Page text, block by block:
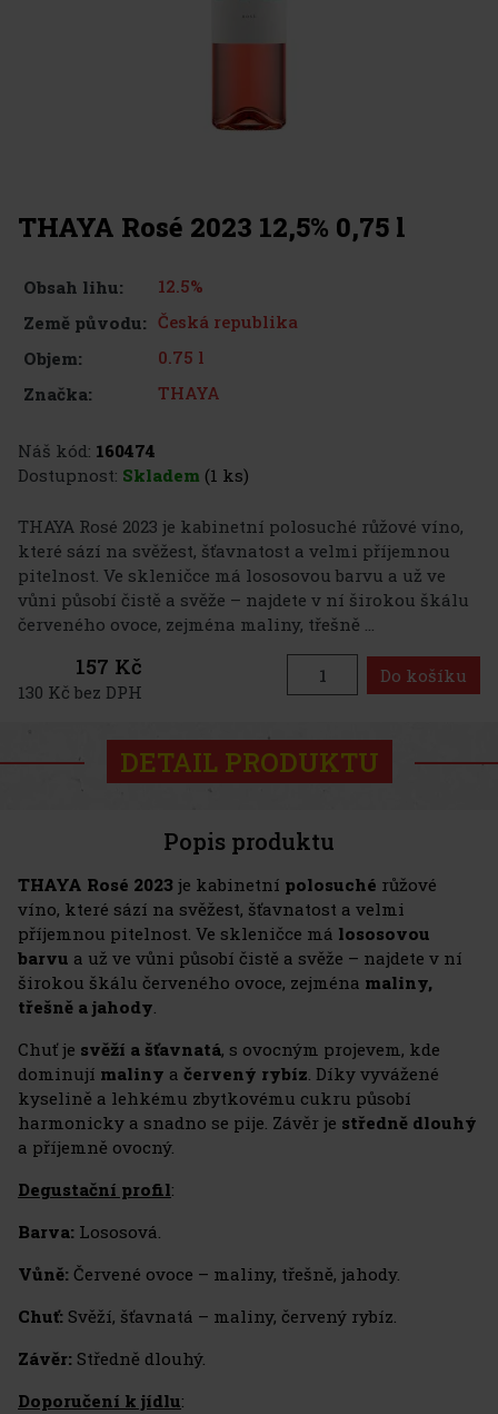
THAYA Rosé 2023 12,5% 0,75 l
Obsah lihu:
12.5%
Země původu: Česká republika
Objem:
0.75 l
Značka:
THAYA
Náš kód: 160474
Dostupnost: Skladem (1 ks)
THAYA Rosé 2023 je kabinetní polosuché růžové víno,
které sází na svěžest, šťavnatost a velmi příjemnou
pitelnost. Ve skleničce má lososovou barvu a už ve
vůni působí čistě a svěže – najdete v ní širokou škálu
červeného ovoce, zejména maliny, třešně ...
157 Kč
130 Kč bez DPH
Do košíku
DETAIL PRODUKTU
Popis produktu
THAYA Rosé 2023 je kabinetní polosuché růžové
víno, které sází na svěžest, šťavnatost a velmi
příjemnou pitelnost. Ve skleničce má lososovou
barvu a už ve vůni působí čistě a svěže – najdete v ní
širokou škálu červeného ovoce, zejména maliny,
třešně a jahody.
Chuť je svěží a šťavnatá, s ovocným projevem, kde
dominují maliny a červený rybíz. Díky vyvážené
kyselině a lehkému zbytkovému cukru působí
harmonicky a snadno se pije. Závěr je středně dlouhý
a příjemně ovocný.
Degustační profil:
Barva: Lososová.
Vůně: Červené ovoce – maliny, třešně, jahody.
Chuť: Svěží, šťavnatá – maliny, červený rybíz.
Závěr: Středně dlouhý.
Doporučení k jídlu: